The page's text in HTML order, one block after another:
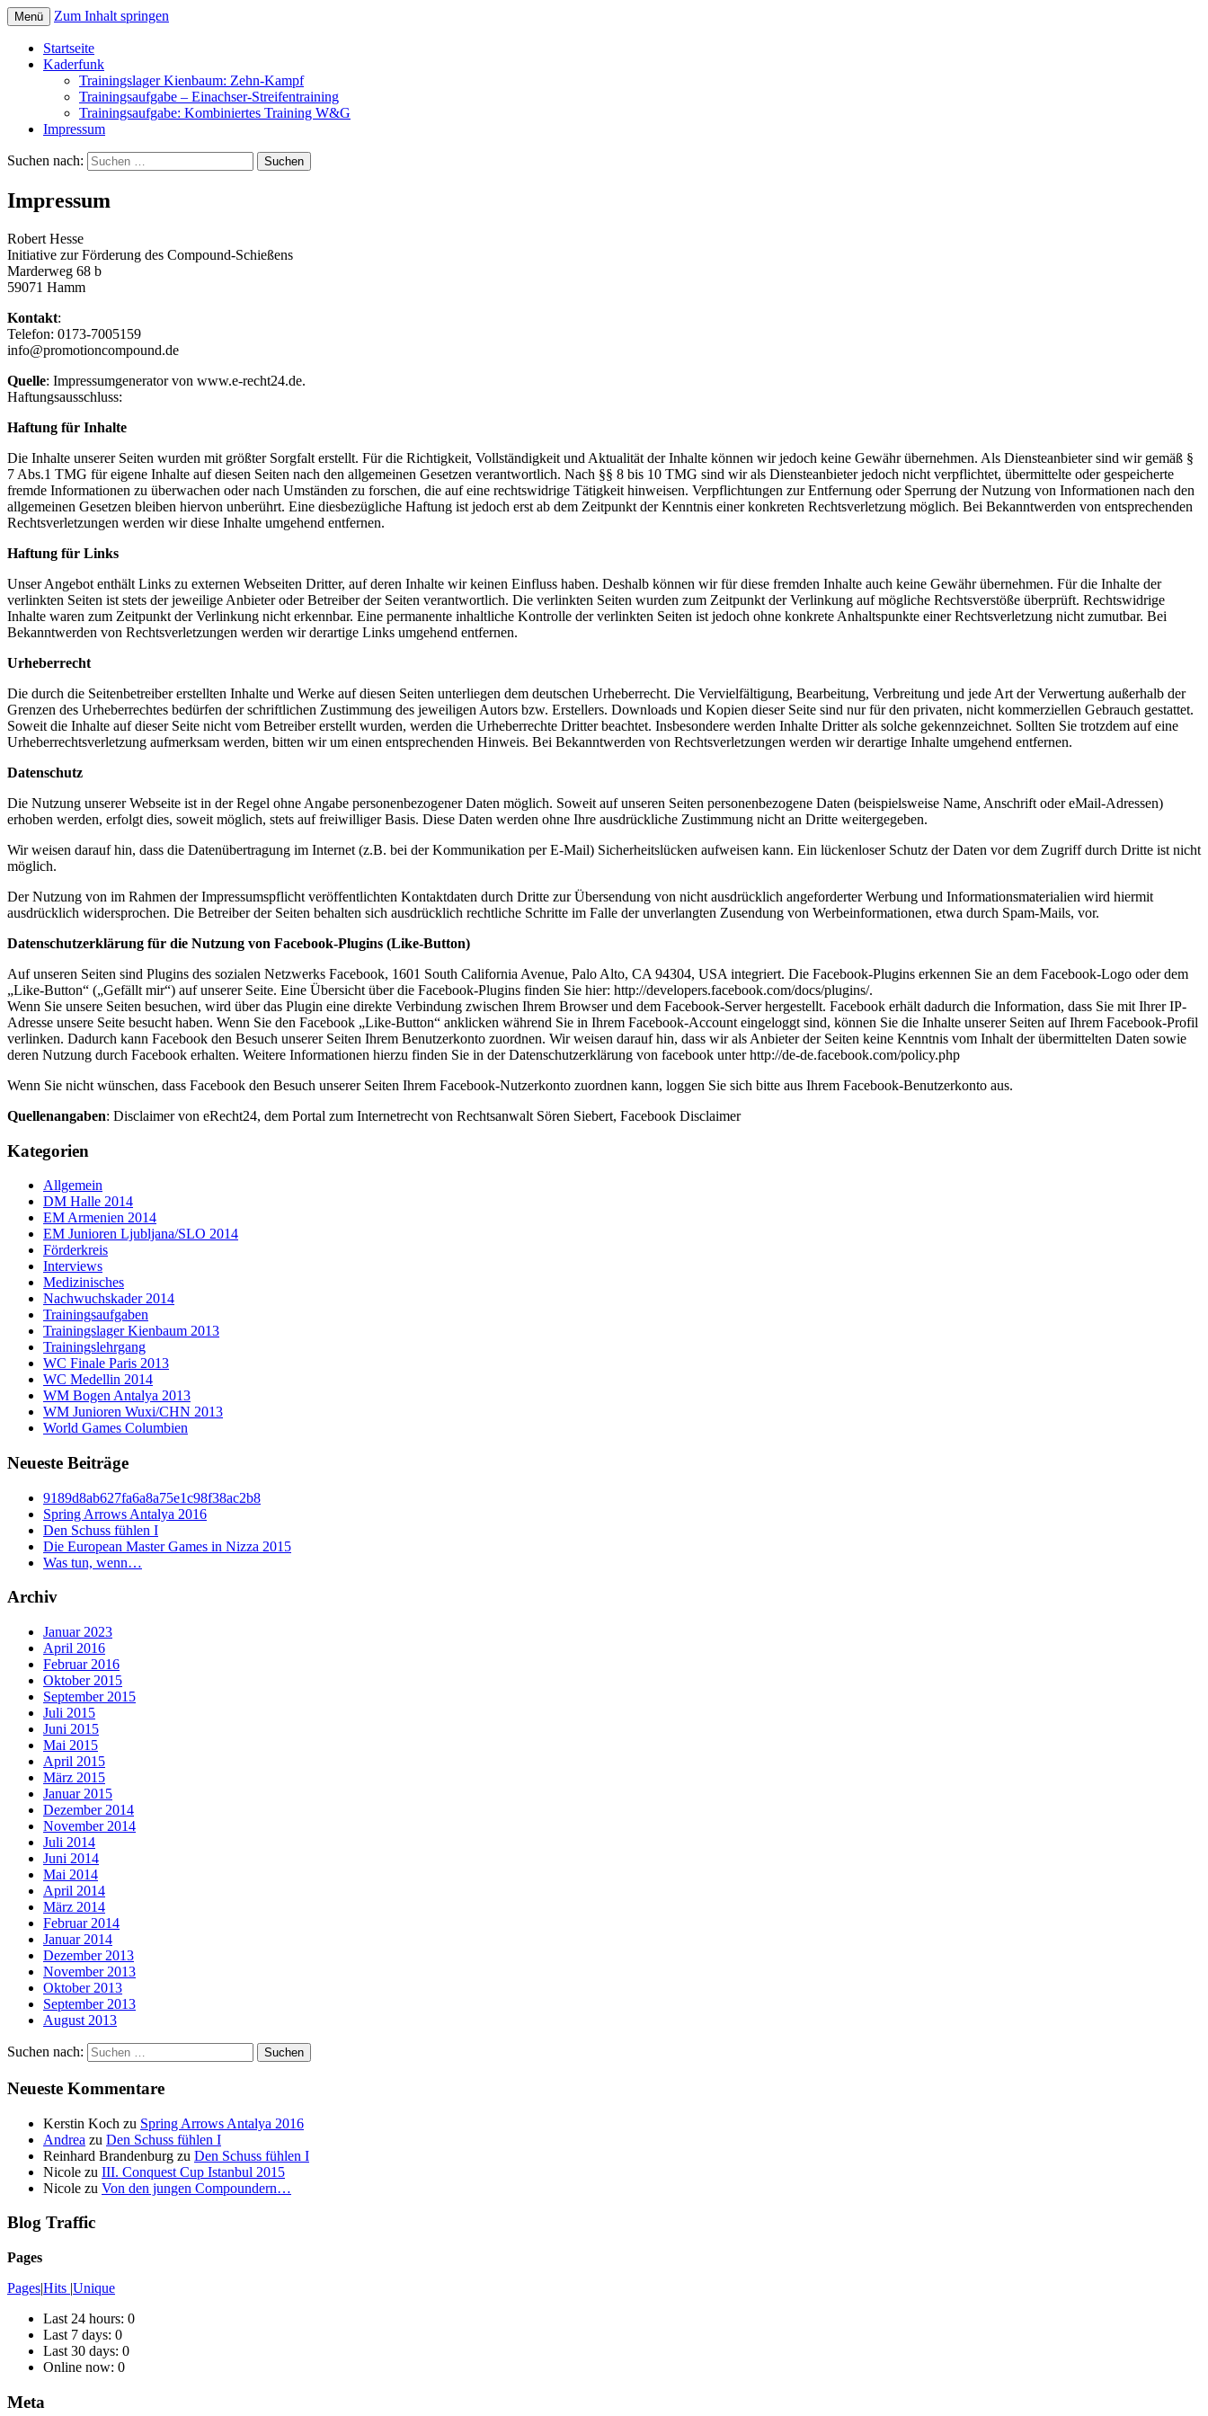
Menü Zum Inhalt springen
Startseite
Kaderfunk
Trainingslager Kienbaum: Zehn-Kampf
Trainingsaufgabe – Einachser-Streifentraining
Trainingsaufgabe: Kombiniertes Training W&G
Impressum
Suchen nach:
Impressum
Robert Hesse
Initiative zur Förderung des Compound-Schießens
Marderweg 68 b
59071 Hamm
Kontakt:
Telefon: 0173-7005159
info@promotioncompound.de
Quelle: Impressumgenerator von www.e-recht24.de.
Haftungsausschluss:
Haftung für Inhalte
Die Inhalte unserer Seiten wurden mit größter Sorgfalt erstellt. Für die Richtigkeit, Vollständigkeit und Aktualität der Inhalte können wir jedoch keine Gewähr übernehmen. Als Diensteanbieter sind wir gemäß §
7 Abs.1 TMG für eigene Inhalte auf diesen Seiten nach den allgemeinen Gesetzen verantwortlich. Nach §§ 8 bis 10 TMG sind wir als Diensteanbieter jedoch nicht verpflichtet, übermittelte oder gespeicherte
fremde Informationen zu überwachen oder nach Umständen zu forschen, die auf eine rechtswidrige Tätigkeit hinweisen. Verpflichtungen zur Entfernung oder Sperrung der Nutzung von Informationen nach den
allgemeinen Gesetzen bleiben hiervon unberührt. Eine diesbezügliche Haftung ist jedoch erst ab dem Zeitpunkt der Kenntnis einer konkreten Rechtsverletzung möglich. Bei Bekanntwerden von entsprechenden
Rechtsverletzungen werden wir diese Inhalte umgehend entfernen.
Haftung für Links
Unser Angebot enthält Links zu externen Webseiten Dritter, auf deren Inhalte wir keinen Einfluss haben. Deshalb können wir für diese fremden Inhalte auch keine Gewähr übernehmen. Für die Inhalte der
verlinkten Seiten ist stets der jeweilige Anbieter oder Betreiber der Seiten verantwortlich. Die verlinkten Seiten wurden zum Zeitpunkt der Verlinkung auf mögliche Rechtsverstöße überprüft. Rechtswidrige
Inhalte waren zum Zeitpunkt der Verlinkung nicht erkennbar. Eine permanente inhaltliche Kontrolle der verlinkten Seiten ist jedoch ohne konkrete Anhaltspunkte einer Rechtsverletzung nicht zumutbar. Bei
Bekanntwerden von Rechtsverletzungen werden wir derartige Links umgehend entfernen.
Urheberrecht
Die durch die Seitenbetreiber erstellten Inhalte und Werke auf diesen Seiten unterliegen dem deutschen Urheberrecht. Die Vervielfältigung, Bearbeitung, Verbreitung und jede Art der Verwertung außerhalb der
Grenzen des Urheberrechtes bedürfen der schriftlichen Zustimmung des jeweiligen Autors bzw. Erstellers. Downloads und Kopien dieser Seite sind nur für den privaten, nicht kommerziellen Gebrauch gestattet.
Soweit die Inhalte auf dieser Seite nicht vom Betreiber erstellt wurden, werden die Urheberrechte Dritter beachtet. Insbesondere werden Inhalte Dritter als solche gekennzeichnet. Sollten Sie trotzdem auf eine
Urheberrechtsverletzung aufmerksam werden, bitten wir um einen entsprechenden Hinweis. Bei Bekanntwerden von Rechtsverletzungen werden wir derartige Inhalte umgehend entfernen.
Datenschutz
Die Nutzung unserer Webseite ist in der Regel ohne Angabe personenbezogener Daten möglich. Soweit auf unseren Seiten personenbezogene Daten (beispielsweise Name, Anschrift oder eMail-Adressen)
erhoben werden, erfolgt dies, soweit möglich, stets auf freiwilliger Basis. Diese Daten werden ohne Ihre ausdrückliche Zustimmung nicht an Dritte weitergegeben.
Wir weisen darauf hin, dass die Datenübertragung im Internet (z.B. bei der Kommunikation per E-Mail) Sicherheitslücken aufweisen kann. Ein lückenloser Schutz der Daten vor dem Zugriff durch Dritte ist nicht
möglich.
Der Nutzung von im Rahmen der Impressumspflicht veröffentlichten Kontaktdaten durch Dritte zur Übersendung von nicht ausdrücklich angeforderter Werbung und Informationsmaterialien wird hiermit
ausdrücklich widersprochen. Die Betreiber der Seiten behalten sich ausdrücklich rechtliche Schritte im Falle der unverlangten Zusendung von Werbeinformationen, etwa durch Spam-Mails, vor.
Datenschutzerklärung für die Nutzung von Facebook-Plugins (Like-Button)
Auf unseren Seiten sind Plugins des sozialen Netzwerks Facebook, 1601 South California Avenue, Palo Alto, CA 94304, USA integriert. Die Facebook-Plugins erkennen Sie an dem Facebook-Logo oder dem
„Like-Button“ („Gefällt mir“) auf unserer Seite. Eine Übersicht über die Facebook-Plugins finden Sie hier: http://developers.facebook.com/docs/plugins/.
Wenn Sie unsere Seiten besuchen, wird über das Plugin eine direkte Verbindung zwischen Ihrem Browser und dem Facebook-Server hergestellt. Facebook erhält dadurch die Information, dass Sie mit Ihrer IP-
Adresse unsere Seite besucht haben. Wenn Sie den Facebook „Like-Button“ anklicken während Sie in Ihrem Facebook-Account eingeloggt sind, können Sie die Inhalte unserer Seiten auf Ihrem Facebook-Profil
verlinken. Dadurch kann Facebook den Besuch unserer Seiten Ihrem Benutzerkonto zuordnen. Wir weisen darauf hin, dass wir als Anbieter der Seiten keine Kenntnis vom Inhalt der übermittelten Daten sowie
deren Nutzung durch Facebook erhalten. Weitere Informationen hierzu finden Sie in der Datenschutzerklärung von facebook unter http://de-de.facebook.com/policy.php
Wenn Sie nicht wünschen, dass Facebook den Besuch unserer Seiten Ihrem Facebook-Nutzerkonto zuordnen kann, loggen Sie sich bitte aus Ihrem Facebook-Benutzerkonto aus.
Quellenangaben: Disclaimer von eRecht24, dem Portal zum Internetrecht von Rechtsanwalt Sören Siebert, Facebook Disclaimer
Kategorien
Allgemein
DM Halle 2014
EM Armenien 2014
EM Junioren Ljubljana/SLO 2014
Förderkreis
Interviews
Medizinisches
Nachwuchskader 2014
Trainingsaufgaben
Trainingslager Kienbaum 2013
Trainingslehrgang
WC Finale Paris 2013
WC Medellin 2014
WM Bogen Antalya 2013
WM Junioren Wuxi/CHN 2013
World Games Columbien
Neueste Beiträge
9189d8ab627fa6a8a75e1c98f38ac2b8
Spring Arrows Antalya 2016
Den Schuss fühlen I
Die European Master Games in Nizza 2015
Was tun, wenn…
Archiv
Januar 2023
April 2016
Februar 2016
Oktober 2015
September 2015
Juli 2015
Juni 2015
Mai 2015
April 2015
März 2015
Januar 2015
Dezember 2014
November 2014
Juli 2014
Juni 2014
Mai 2014
April 2014
März 2014
Februar 2014
Januar 2014
Dezember 2013
November 2013
Oktober 2013
September 2013
August 2013
Suchen nach:
Neueste Kommentare
Kerstin Koch zu Spring Arrows Antalya 2016
Andrea zu Den Schuss fühlen I
Reinhard Brandenburg zu Den Schuss fühlen I
Nicole zu III. Conquest Cup Istanbul 2015
Nicole zu Von den jungen Compoundern…
Blog Traffic
Pages
Pages|Hits |Unique
Last 24 hours: 0
Last 7 days: 0
Last 30 days: 0
Online now: 0
Meta